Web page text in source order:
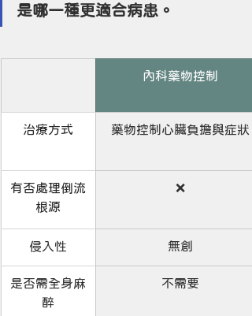
是哪一種更適合病患。
內科藥物控制
治療方式 藥物控制心臟負擔與症狀
有否處理倒流
根源
❌
侵入性 無創
是否需全身麻
醉
不需要